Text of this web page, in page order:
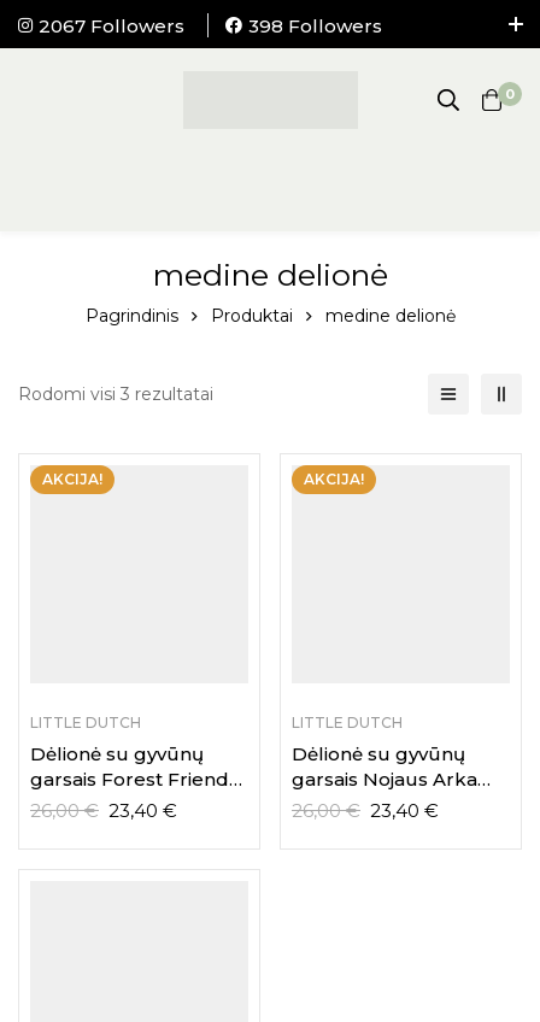
2067 Followers
398 Followers
0
medine delionė
Pagrindinis Produktai medine delionė
Rodomi visi 3 rezultatai
AKCIJA!
LITTLE DUTCH
Dėlionė su gyvūnų
garsais Forest Friends
Little Dutch
26,00€ 23,40 €
AKCIJA!
LITTLE DUTCH
Dėlionė su gyvūnų
garsais Nojaus Arka
Little Dutch
26,00€ 23,40 €